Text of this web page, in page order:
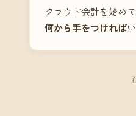
クラウド会計を始め
何から手をつければ